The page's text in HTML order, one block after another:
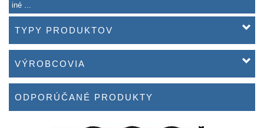
iné ...
TYPY PRODUKTOV
VÝROBCOVIA
ODPORÚČANÉ PRODUKTY